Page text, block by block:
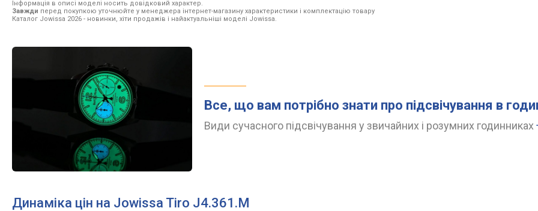
Інформація в описі моделі носить довідковий характер.
Завжди перед покупкою уточнюйте у менеджера інтернет-магазину характеристики і комплектацію товару
Каталог Jowissa 2026 - новинки, хіти продажів і найактуальніші моделі Jowissa.
Все, що вам потрібно знати про підсвічування в
Види сучасного підсвічування у звичайних і розумних годинниках
Динаміка цін на Jowissa Tiro J4.361.M